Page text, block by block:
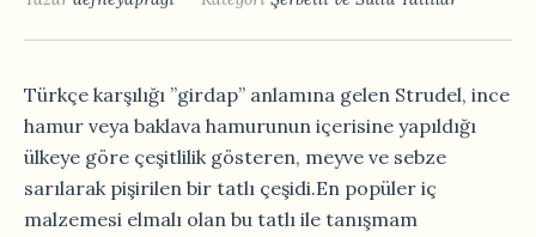
Türkçe karşılığı ”girdap” anlamına gelen Strudel, ince
hamur veya baklava hamurunun içerisine yapıldığı
ülkeye göre çeşitlilik gösteren, meyve ve sebze
sarılarak pişirilen bir tatlı çeşidi.En popüler iç
malzemesi elmalı olan bu tatlı ile tanışmam